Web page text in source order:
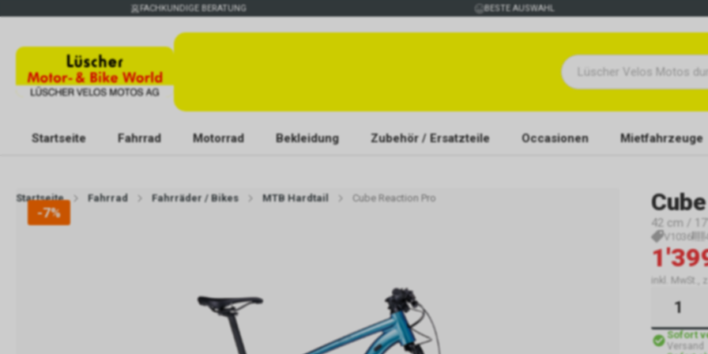
FACHKUNDIGE BERATUNG BESTE AUSWAHL
Startseite Fahrrad Motorrad Bekleidung Zubehör / Ersatzteile Occasionen Mietfahrzeuge
Startseite Fahrrad Fahrräder / Bikes MTB Hardtail Cube Reaction Pro
-7% Cube
42 cm /
V1036
inkl. MwSt.,
Sofort
Versand